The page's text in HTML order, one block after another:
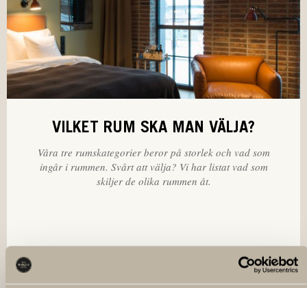
VILKET RUM SKA MAN VÄLJA?
Våra tre rumskategorier beror på storlek och vad som
ingår i rummen. Svårt att välja? Vi har listat vad som
skiljer de olika rummen åt.